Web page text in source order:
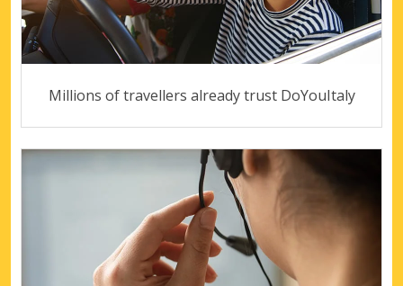
Millions of travellers already trust DoYouItaly